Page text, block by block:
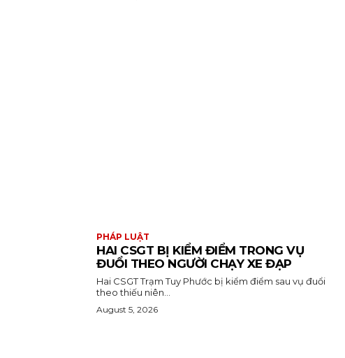
PHÁP LUẬT
HAI CSGT BỊ KIỂM ĐIỂM TRONG VỤ
ĐUỔI THEO NGƯỜI CHẠY XE ĐẠP
Hai CSGT Trạm Tuy Phước bị kiểm điểm sau vụ đuổi
theo thiếu niên...
August 5, 2026